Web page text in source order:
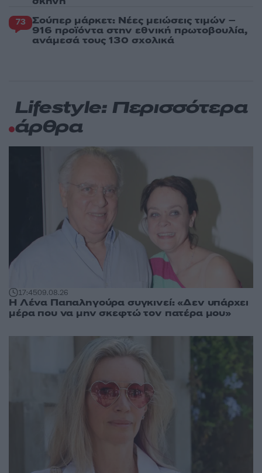
73 Σούπερ μάρκετ: Νέες μειώσεις τιμών –
916 προϊόντα στην εθνική πρωτοβουλία,
ανάμεσά τους 130 σχολικά
Lifestyle: Περισσότερα
άρθρα
17:4509.08.26
Η Λένα Παπαληγούρα συγκινεί: «Δεν υπάρχει
μέρα που να μην σκεφτώ τον πατέρα μου»